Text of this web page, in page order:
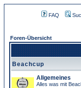
FAQ
Foren-Übersicht
Beachcup
Allgemeines
Alles was mit